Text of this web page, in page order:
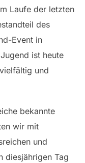
Laufe der letzten
des
Event in
ist heute
und
bekannte
wir mit
und
diesjährigen Tag